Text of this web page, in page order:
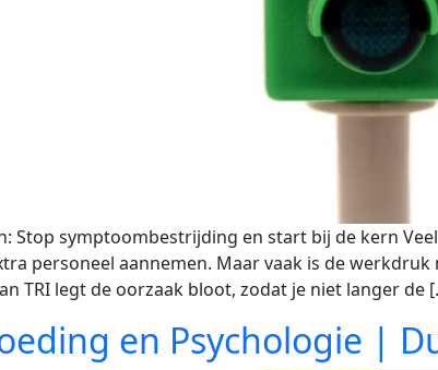
Stop symptoombestrijding en start bij de kern
personeel aannemen. Maar vaak is de
TRI legt de oorzaak bloot, zodat je niet langer de
en Psychologie |